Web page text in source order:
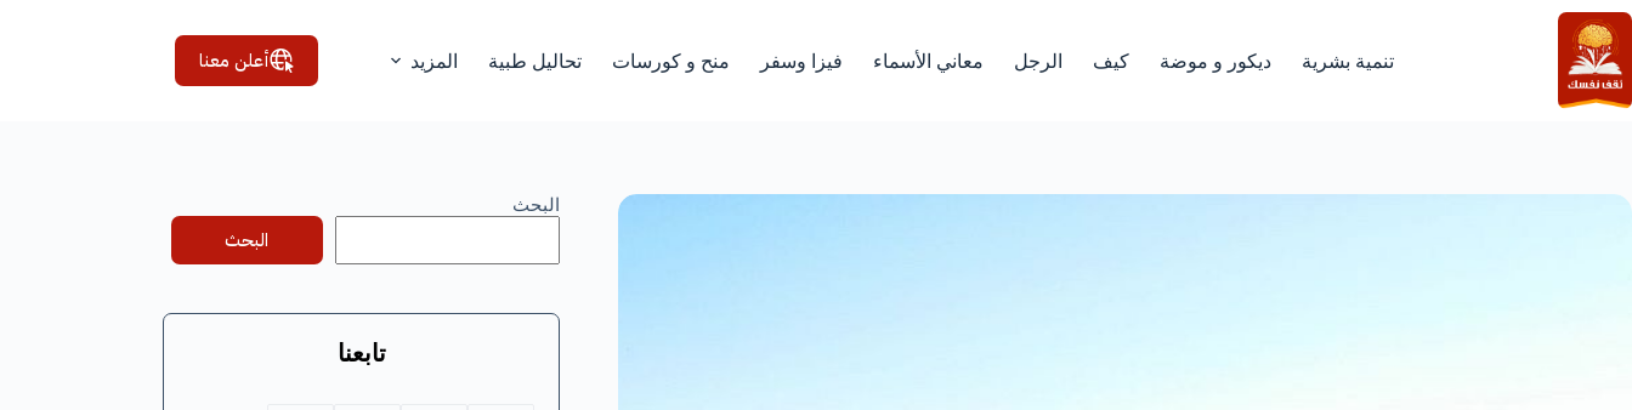
التجاوز
إلى
المحتوى
تنمية بشرية ديكور و موضة كيف الرجل معاني الأسماء فيزا وسفر منح و كورسات تحاليل طبية المزيد أعلن معنا
البحث
البحث
تابعنا